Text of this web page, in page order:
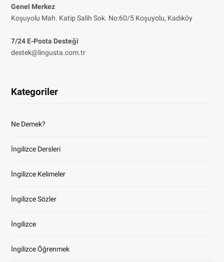
Genel Merkez
Koşuyolu Mah. Katip Salih Sok. No:60/5 Koşuyolu, Kadıköy
7/24 E-Posta Desteği
destek@lingusta.com.tr
Kategoriler
Ne Demek?
İngilizce Dersleri
İngilizce Kelimeler
İngilizce Sözler
İngilizce
İngilizce Öğrenmek